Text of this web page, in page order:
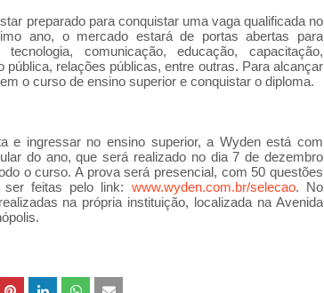
preparado para conquistar uma vaga qualificada no
ano, o mercado estará de portas abertas para
comunicação, educação, capacitação,
pública, relações públicas, entre outras. Para alcançar
o curso de ensino superior e conquistar o diploma.
e ingressar no ensino superior, a Wyden está com
do ano, que será realizado no dia 7 de dezembro
o curso. A prova será presencial, com 50 questões
feitas pelo link: www.wyden.com.br/selecao. No
na própria instituição, localizada na Avenida